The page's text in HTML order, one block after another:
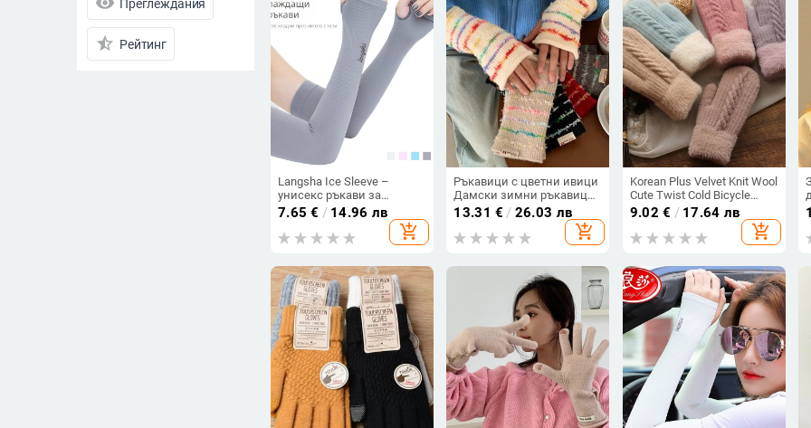
Преглеждания
star_half Рейтинг
Langsha Ice Sleeve –
унисекс ръкави за
слънцезащита,
изработени от 90%
нейлон, дебелина 20–24
7.65 € / 14.96 лв
add_shopping_cart
Ръкавици с цветни ивици
Дамски зимни ръкавици
Плетени ръкавици Зимни
момичета Студентски
Едноцветни плетени
13.31 € / 26.03 лв
add_shopping_cart
Korean Plus Velvet Knit Wool
Cute Twist Cold Bicycle
Gloves Women Winter Full
Finger Double Layer Thick
Warm Driving Mitten R6
9.02 € / 17.64 лв
add_shopping_cart